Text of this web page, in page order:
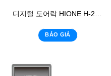
디지털 도어락 HIONE H-2500
BÁO GIÁ